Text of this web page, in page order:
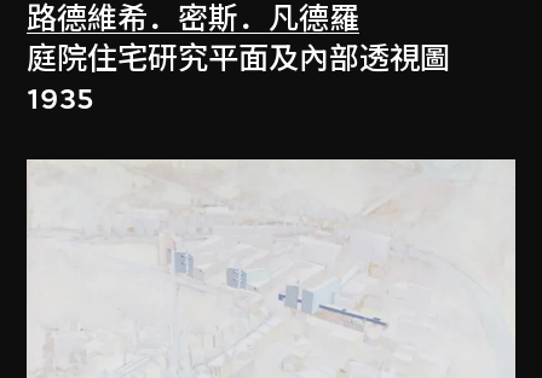
路德維希．密斯．凡德羅
庭院住宅研究平面及內部透視圖
1935